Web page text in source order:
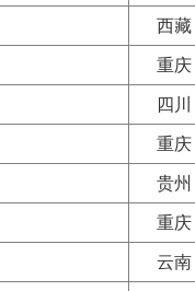
西藏
重庆
四川
重庆
贵州
重庆
云南